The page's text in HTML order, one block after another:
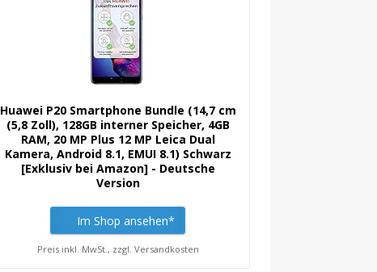
Huawei P20 Smartphone Bundle (14,7 cm
(5,8 Zoll), 128GB interner Speicher, 4GB
RAM, 20 MP Plus 12 MP Leica Dual
Kamera, Android 8.1, EMUI 8.1) Schwarz
[Exklusiv bei Amazon] - Deutsche
Version
Im Shop ansehen*
Preis inkl. MwSt., zzgl. Versandkosten